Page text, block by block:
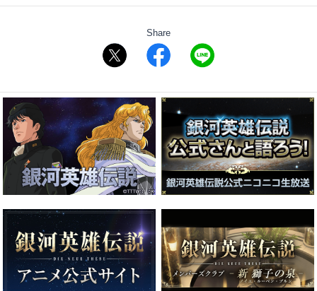
Share